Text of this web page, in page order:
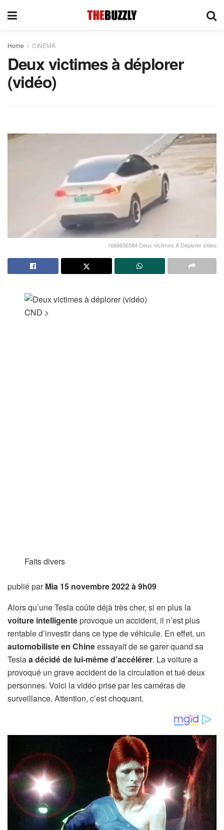
Home CINÉMA
Deux victimes à déplorer
(vidéo)
1668656584 Deux Victimes A Deplorer Video
CND >
Faits divers
publié parMia 15 novembre 2022 à 9h09
Alors qu’une Tesla coûte déjà très cher, si en plus la
voiture intelligenteprovoque un accident, il n’est plus
rentable d’investir dans ce type de véhicule. En effet, un
automobiliste en Chineessayait de se garer quand sa
Teslaa décidé de lui-même d’accélérer. La voiture a
provoqué un grave accident de la circulation et tué deux
personnes. Voici la vidéo prise par les caméras de
surveillance. Attention, c’est choquant.